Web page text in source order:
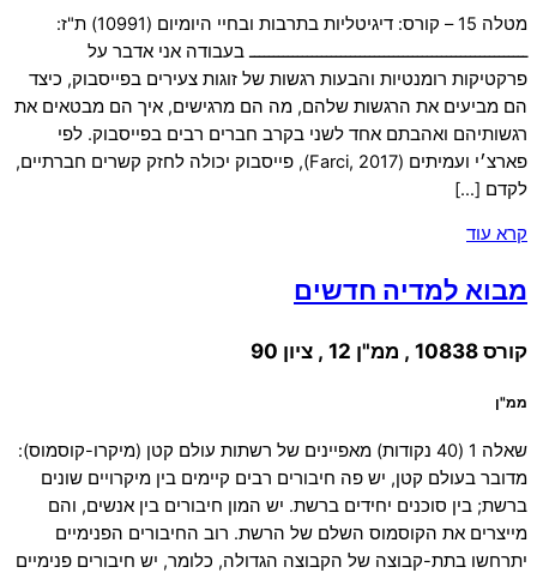
מטלה 15 – קורס: דיגיטליות בתרבות ובחיי היומיום (10991) ת"ז:
ــــــــــــــــــــــــــــــــــــــــــــــــــــــــــ בעבודה אני אדבר על
פרקטיקות רומנטיות והבעות רגשות של זוגות צעירים בפייסבוק, כיצד
הם מביעים את הרגשות שלהם, מה הם מרגישים, איך הם מבטאים את
רגשותיהם ואהבתם אחד לשני בקרב חברים רבים בפייסבוק. לפי
פארצ׳י ועמיתים (Farci, 2017), פייסבוק יכולה לחזק קשרים חברתיים,
לקדם […]
קרא עוד
מבוא למדיה חדשים
קורס 10838 , ממ"ן 12 , ציון 90
ממ"ן
שאלה 1 (40 נקודות) מאפיינים של רשתות עולם קטן (מיקרו-קוסמוס):
מדובר בעולם קטן, יש פה חיבורים רבים קיימים בין מיקרויים שונים
ברשת; בין סוכנים יחידים ברשת. יש המון חיבורים בין אנשים, והם
מייצרים את הקוסמוס השלם של הרשת. רוב החיבורים הפנימיים
יתרחשו בתת-קבוצה של הקבוצה הגדולה, כלומר, יש חיבורים פנימיים